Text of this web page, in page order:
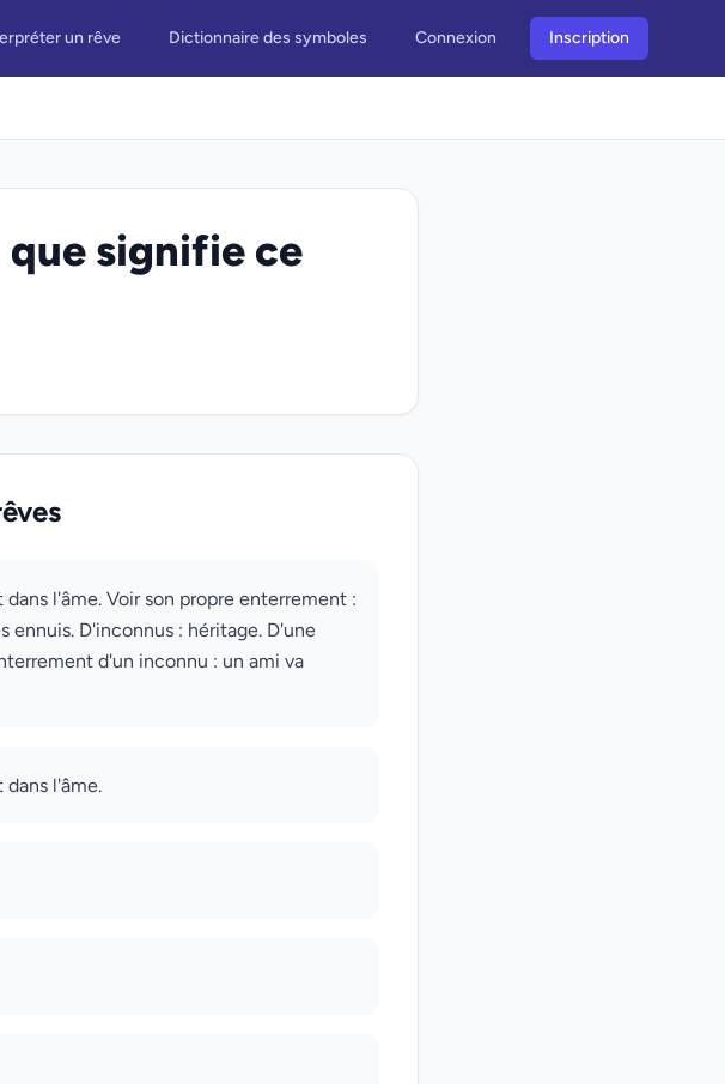
un rêve Dictionnaire des symboles Connexion Inscription
signifie ce
l'âme. Voir son propre enterrement :
ennuis. D'inconnus : héritage. D'une
d'un inconnu : un ami va
l'âme.